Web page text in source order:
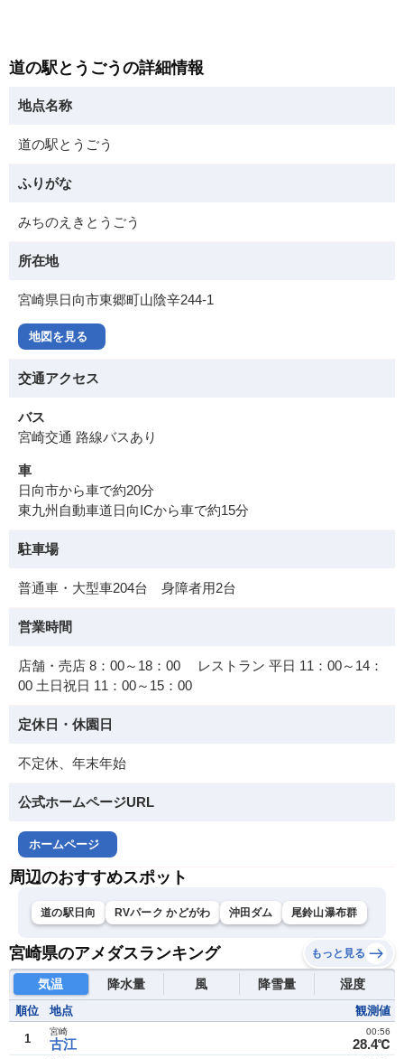
道の駅とうごうの詳細情報
地点名称
道の駅とうごう
ふりがな
みちのえきとうごう
所在地
宮崎県日向市東郷町山陰辛244-1
地図を見る
交通アクセス
バス
宮崎交通 路線バスあり
車
日向市から車で約20分
東九州自動車道日向ICから車で約15分
駐車場
普通車・大型車204台 身障者用2台
営業時間
店舗・売店 8：00～18：00 レストラン 平日 11：00～14：
00 土日祝日 11：00～15：00
定休日・休園日
不定休、年末年始
公式ホームページURL
ホームページ
周辺のおすすめスポット
道の駅日向 RVパーク かどがわ 沖田ダム 尾鈴山瀑布群
宮崎県のアメダスランキング もっと見る
気温 降水量 風 降雪量 湿度
順位 地点 観測値
1 古江
宮崎
28.4℃
00:56